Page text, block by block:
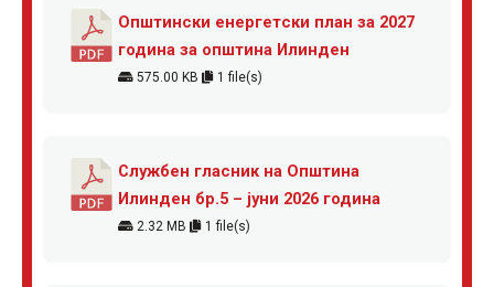
Општински енергетски план за 2027
година за општина Илинден
575.00 KB 1 file(s)
Службен гласник на Општина
Илинден бр.5 – јуни 2026 година
2.32 MB 1 file(s)